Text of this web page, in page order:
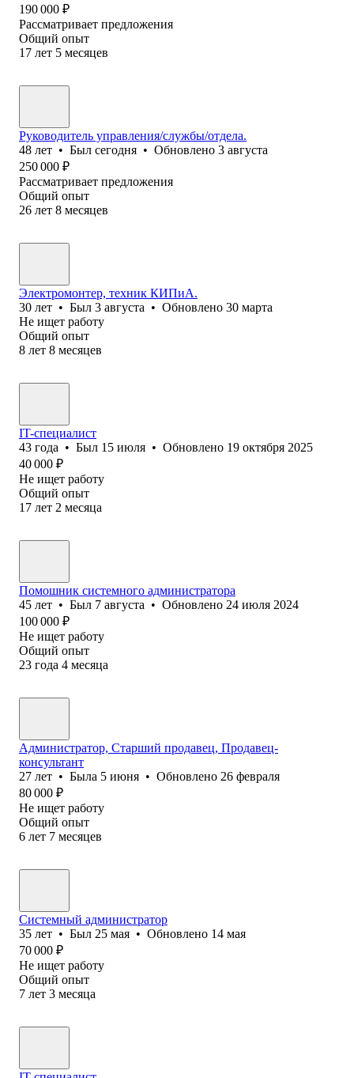
190 000 ₽
Рассматривает предложения
Общий опыт
17 лет 5 месяцев
Руководитель управления/службы/отдела.
48 лет • Был сегодня • Обновлено 3 августа
250 000 ₽
Рассматривает предложения
Общий опыт
26 лет 8 месяцев
Электромонтер, техник КИПиА.
30 лет • Был 3 августа • Обновлено 30 марта
Не ищет работу
Общий опыт
8 лет 8 месяцев
IT-специалист
43 года • Был 15 июля • Обновлено 19 октября 2025
40 000 ₽
Не ищет работу
Общий опыт
17 лет 2 месяца
Помошник системного администратора
45 лет • Был 7 августа • Обновлено 24 июля 2024
100 000 ₽
Не ищет работу
Общий опыт
23 года 4 месяца
Администратор, Старший продавец, Продавец-
консультант
27 лет • Была 5 июня • Обновлено 26 февраля
80 000 ₽
Не ищет работу
Общий опыт
6 лет 7 месяцев
Системный администратор
35 лет • Был 25 мая • Обновлено 14 мая
70 000 ₽
Не ищет работу
Общий опыт
7 лет 3 месяца